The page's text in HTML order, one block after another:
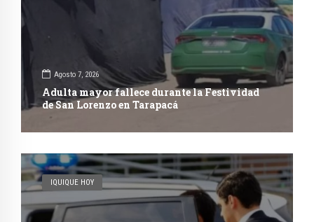
Agosto 7, 2026
Adulta mayor fallece durante la Festividad
de San Lorenzo en Tarapacá
IQUIQUE HOY